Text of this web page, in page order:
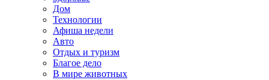
Дом
Технологии
Афиша недели
Авто
Отдых и туризм
Благое дело
В мире животных